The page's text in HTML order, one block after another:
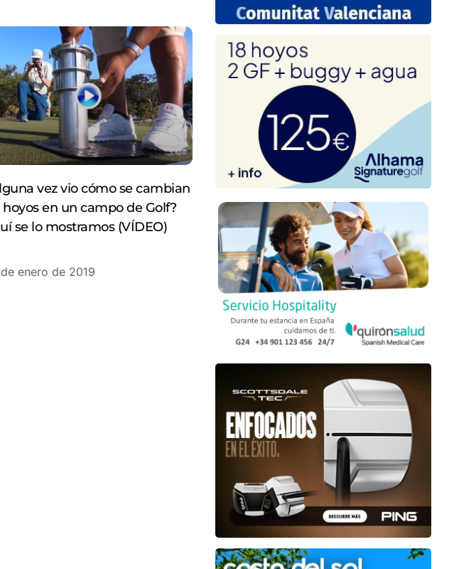
vez vio cómo se cambian
hoyos en un campo de Golf?
se lo mostramos (VÍDEO)
enero de 2019